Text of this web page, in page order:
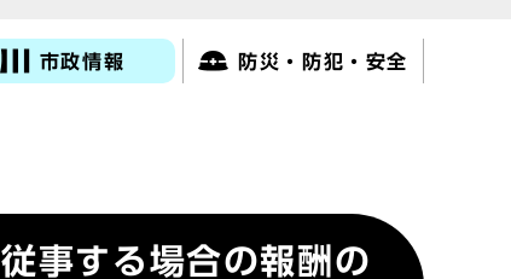
市政情報 防災・防犯・安全
事する場合の報酬の